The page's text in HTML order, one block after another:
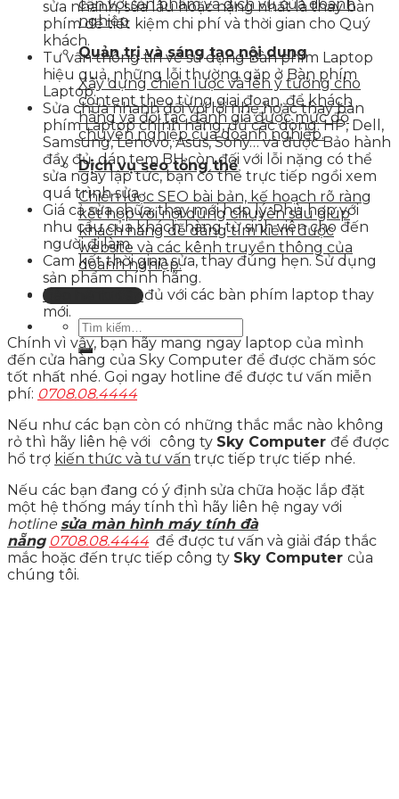
cận với sản phẩm và dịch vụ của doanh
nghiệp
Quản trị và sáng tạo nội dung
Xây dựng chiến lược và lên ý tưởng cho
content theo từng giai đoạn, để khách
hàng và đối tác đánh giá được mức độ
chuyên nghiệp của doanh nghiệp.
Dịch vụ seo tổng thể
Chiến lược SEO bài bản, kế hoạch rõ ràng
kết hợp với nội dung chuyên sâu giúp
khách hàng dễ dàng tìm kiếm được
website và các kênh truyền thông của
doanh nghiệp.
Liên hệ tư vấn
sửa nhanh, sửa lâu hoặc nặng nhất là thay bàn
phím để tiết kiệm chi phí và thời gian cho Quý
khách.
Tư vấn thông tin về sử dụng Bàn phím Laptop
hiệu quả, những lỗi thường gặp ở Bàn phím
Laptop.
Sửa chữa nhanh đối với lỗi nhẹ hoặc thay bàn
phím Laptop chính hãng, đủ các dòng: HP, Dell,
Samsung, Lenovo, Asus, Sony… và được Bảo hành
đầy đủ, dán tem BH còn đối với lỗi nặng có thể
sửa ngay lập tức, bạn có thể trực tiếp ngồi xem
quá trình sửa.
Giá cả sửa chữa, thay mới hợp lý. Phù hợp với
nhu cầu của khách hàng từ sinh viên cho đến
người đi làm.
Cam kết thời gian sửa, thay đúng hẹn. Sử dụng
sản phẩm chính hãng.
Bảo hành đầy đủ với các bàn phím laptop thay
mới.
Chính vì vậy, bạn hãy mang ngay laptop của mình
đến cửa hàng của Sky Computer để được chăm sóc
tốt nhất nhé. Gọi ngay hotline để được tư vấn miễn
phí: 0708.08.4444
Nếu như các bạn còn có những thắc mắc nào không
rỏ thì hãy liên hệ với công ty Sky Computer để được
hổ trợ kiến thức và tư vấn trực tiếp trực tiếp nhé.
Nếu các bạn đang có ý định sửa chữa hoặc lắp đặt
một hệ thống máy tính thì hãy liên hệ ngay với
hotline sửa màn hình máy tính đà
nẵng 0708.08.4444 để được tư vấn và giải đáp thắc
mắc hoặc đến trực tiếp công ty Sky Computer của
chúng tôi.